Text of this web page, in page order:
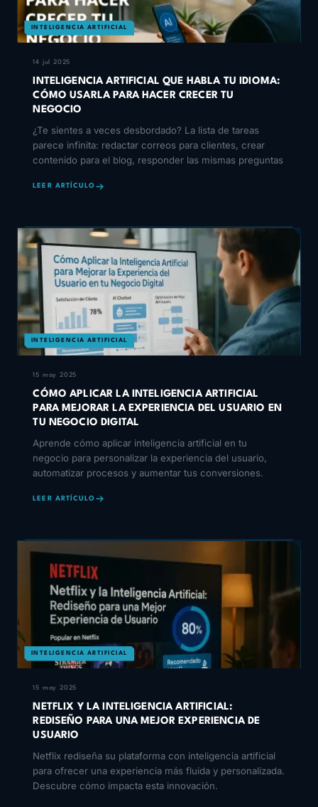
INTELIGENCIA ARTIFICIAL
14 jul 2025
INTELIGENCIA ARTIFICIAL QUE HABLA TU IDIOMA:
CÓMO USARLA PARA HACER CRECER TU
NEGOCIO
¿Te sientes a veces desbordado? La lista de tareas
parece infinita: redactar correos para clientes, crear
contenido para el blog, responder las mismas preguntas
LEER ARTÍCULO
INTELIGENCIA ARTIFICIAL
15 may 2025
CÓMO APLICAR LA INTELIGENCIA ARTIFICIAL
PARA MEJORAR LA EXPERIENCIA DEL USUARIO EN
TU NEGOCIO DIGITAL
Aprende cómo aplicar inteligencia artificial en tu
negocio para personalizar la experiencia del usuario,
automatizar procesos y aumentar tus conversiones.
LEER ARTÍCULO
INTELIGENCIA ARTIFICIAL
15 may 2025
NETFLIX Y LA INTELIGENCIA ARTIFICIAL:
REDISEÑO PARA UNA MEJOR EXPERIENCIA DE
USUARIO
Netflix rediseña su plataforma con inteligencia artificial
para ofrecer una experiencia más fluida y personalizada.
Descubre cómo impacta esta innovación.